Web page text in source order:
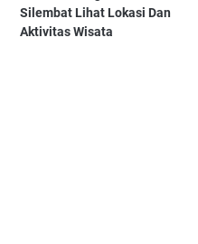
Silembat Lihat Lokasi Dan
Aktivitas Wisata